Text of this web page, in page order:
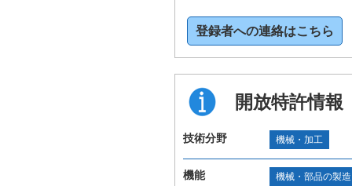
登録者への連絡はこちら
開放特許情報
技術分野 機械・加工
機能 機械・部品の製造